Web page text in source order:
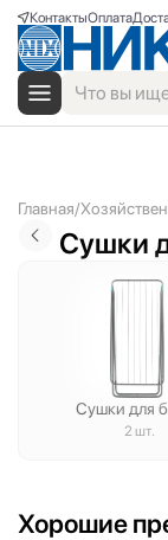
КонтактыОплата
Главная
Сушки
Сушки для
2 шт.
Хорошие